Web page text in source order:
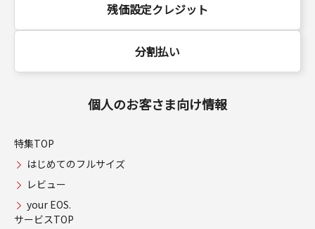
残価設定クレジット
分割払い
個人のお客さま向け情報
特集TOP
はじめてのフルサイズ
レビュー
your EOS.
サービスTOP